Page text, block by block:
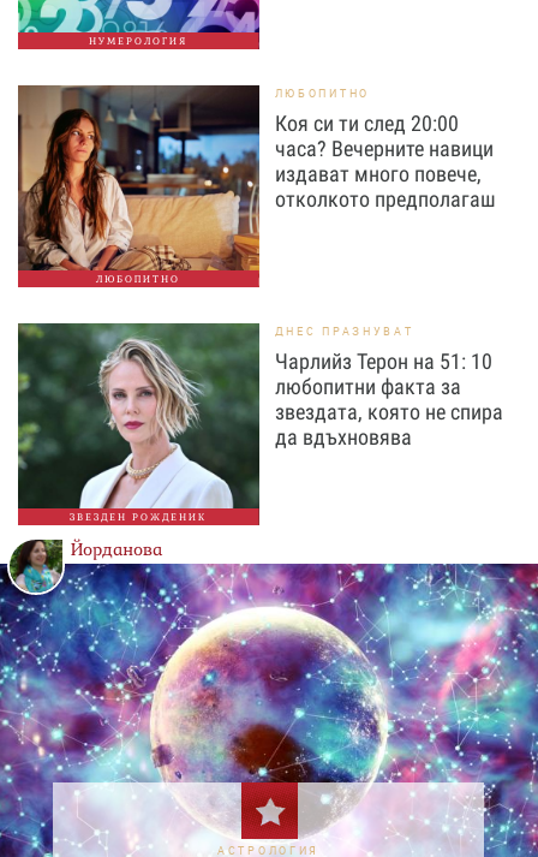
НУМЕРОЛОГИЯ
ЛЮБОПИТНО
ЛЮБОПИТНО
Коя си ти след 20:00
часа? Вечерните навици
издават много повече,
отколкото предполагаш
ЗВЕЗДЕН РОЖДЕНИК
ДНЕС ПРАЗНУВАТ
Чарлийз Терон на 51: 10
любопитни факта за
звездата, която не спира
да вдъхновява
Йорданова
АСТРОЛОГИЯ